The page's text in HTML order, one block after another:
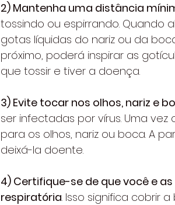
2) Mantenha uma distância
tossindo ou espirrando. Quando
gotas líquidas do nariz ou da
próximo, poderá inspirar as
que tossir e tiver a doença.
3) Evite tocar nos olhos, nariz e
ser infectadas por vírus. Uma
para os olhos, nariz ou boca. A
deixá-la doente.
4) Certifique-se de que você e
respiratória. Isso significa cobrir